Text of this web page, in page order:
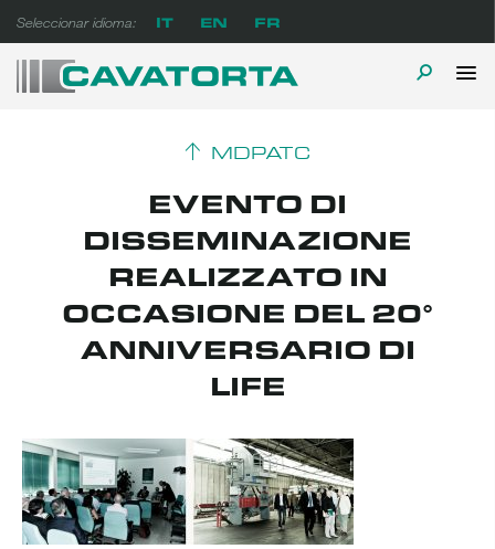
al
contenido
Seleccionar idioma: IT EN FR
MDPATC
EVENTO DI
DISSEMINAZIONE
REALIZZATO IN
OCCASIONE DEL 20°
ANNIVERSARIO DI
LIFE